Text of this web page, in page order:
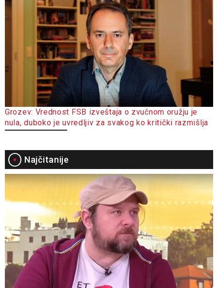
Grozev: Vrednost FSB izveštaja o zvučnom oružju je
nula, duboko je uvredljiv za svakog ko kritički razmišlja
Najčitanije